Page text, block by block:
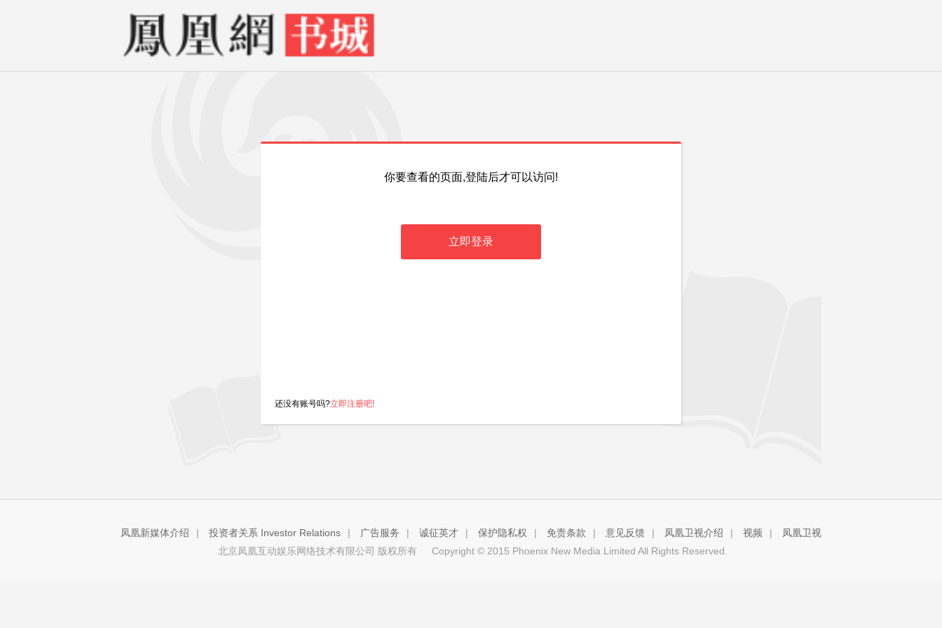
你要查看的页面,登陆后才可以访问!
立即登录
还没有账号吗?立即注册吧!
凤凰新媒体介绍 | 投资者关系 Investor Relations | 广告服务 | 诚征英才 | 保护隐私权 | 免责条款 | 意见反馈 | 凤凰卫视介绍 | 视频 |
凤凰卫视
北京凤凰互动娱乐网络技术有限公司 版权所有
Copyright © 2015 Phoenix New Media Limited All Rights Reserved.